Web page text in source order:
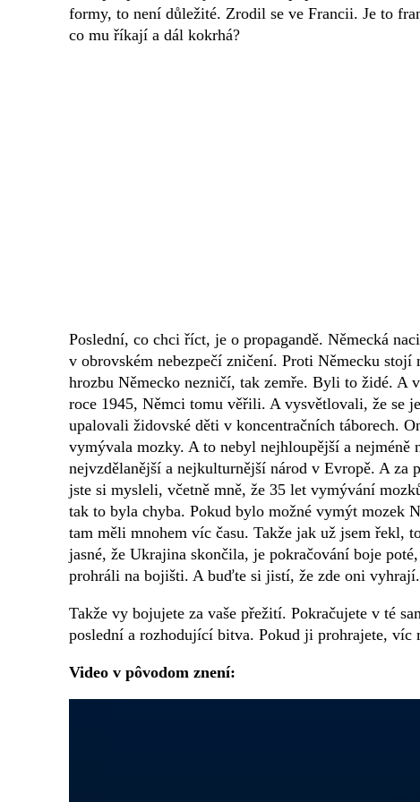
formy, to není důležité. Zrodil se ve Francii. Je to
co mu říkají a dál kokrhá?
Poslední, co chci říct, je o propagandě. Německá
v obrovském nebezpečí zničení. Proti Německu
hrozbu Německo nezničí, tak zemře. Byli to židé.
roce 1945, Němci tomu věřili. A vysvětlovali, že
upalovali židovské děti v koncentračních táborech.
vymývala mozky. A to nebyl nejhloupější a
nejvzdělanější a nejkulturnější národ v Evropě. A
jste si mysleli, včetně mně, že 35 let vymývání
tak to byla chyba. Pokud bylo možné vymýt mozek
tam měli mnohem víc času. Takže jak už jsem řekl,
jasné, že Ukrajina skončila, je pokračování boje
prohráli na bojišti. A buďte si jistí, že zde oni vyhrají.
Takže vy bojujete za vaše přežití. Pokračujete v té
poslední a rozhodující bitva. Pokud ji prohrajete, víc
Video v pôvodom znení: